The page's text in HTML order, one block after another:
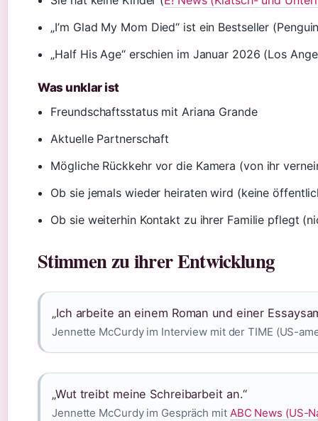
„I’m Glad My Mom Died“ ist ein Bestseller
„Half His Age“ erschien im Januar 2026 (Los
Was unklar ist
Freundschaftsstatus mit Ariana Grande
Aktuelle Partnerschaft
Mögliche Rückkehr vor die Kamera (von ihr
Ob sie jemals wieder heiraten wird (keine
Ob sie weiterhin Kontakt zu ihrer Familie pflegt
Stimmen zu ihrer Entwicklung
„Ich arbeite an einem Roman und einer
Jennette McCurdy im Interview mit der TIME (US-
„Wut treibt meine Schreibarbeit an.“
Jennette McCurdy im Gespräch mit ABC News (US-